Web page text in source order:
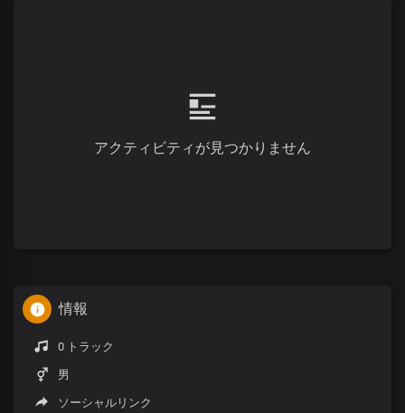
アクティビティが見つかりません
情報
0 トラック
男
ソーシャルリンク